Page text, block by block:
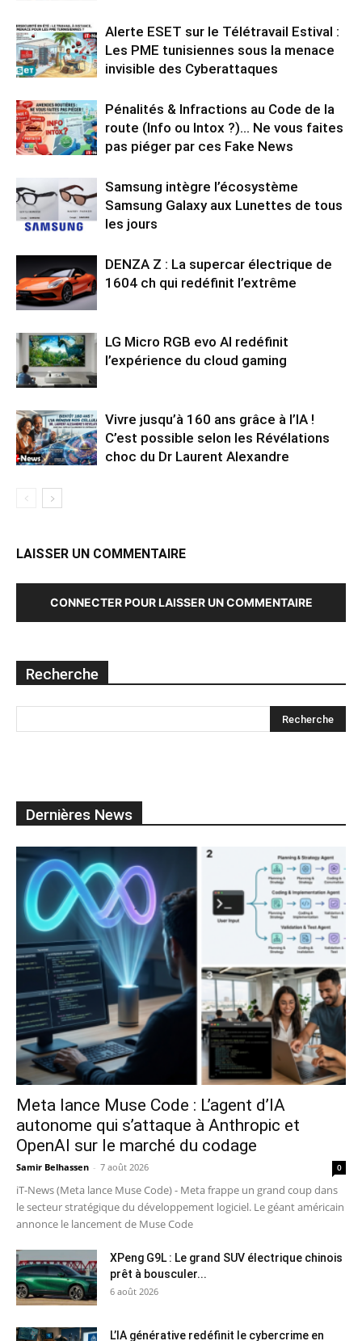
Alerte ESET sur le Télétravail Estival :
Les PME tunisiennes sous la menace
invisible des Cyberattaques
Pénalités & Infractions au Code de la
route (Info ou Intox ?)… Ne vous faites
pas piéger par ces Fake News
Samsung intègre l’écosystème
Samsung Galaxy aux Lunettes de tous
les jours
DENZA Z : La supercar électrique de
1604 ch qui redéfinit l’extrême
LG Micro RGB evo AI redéfinit
l’expérience du cloud gaming
Vivre jusqu’à 160 ans grâce à l’IA !
C’est possible selon les Révélations
choc du Dr Laurent Alexandre
LAISSER UN COMMENTAIRE
CONNECTER POUR LAISSER UN COMMENTAIRE
Recherche
Dernières News
Meta lance Muse Code : L’agent d’IA
autonome qui s’attaque à Anthropic et
OpenAI sur le marché du codage
Samir Belhassen - 7 août 2026 0
iT-News (Meta lance Muse Code) - Meta frappe un grand coup dans
le secteur stratégique du développement logiciel. Le géant américain
annonce le lancement de Muse Code
XPeng G9L : Le grand SUV électrique chinois
prêt à bousculer...
6 août 2026
L’IA générative redéfinit le cybercrime en